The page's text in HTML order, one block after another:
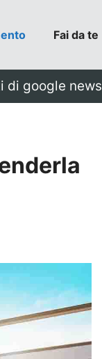
Fai da te
di google news